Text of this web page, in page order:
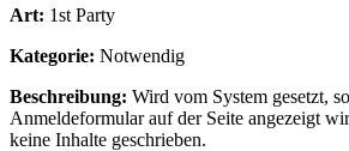
Art: 1st Party
Kategorie: Notwendig
Beschreibung: Wird vom System gesetzt,
Anmeldeformular auf der Seite angezeigt
keine Inhalte geschrieben.